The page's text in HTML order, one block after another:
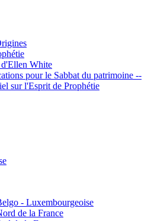
White
pour le Sabbat du patrimoine --
sur l'Esprit de Prophétie
- Luxembourgeoise
de la France